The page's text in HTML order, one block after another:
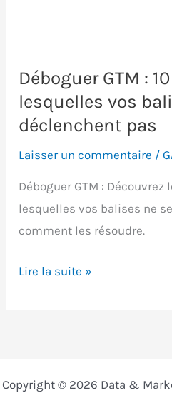
Déboguer GTM :
lesquelles vos
déclenchent pas
Laisser un commentaire /
Déboguer GTM : Découvrez
lesquelles vos balises ne
comment les résoudre.
Déboguer
raisons
pour
Lire la suite »
Copyright © 2026 Data &